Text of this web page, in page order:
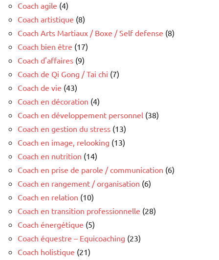
Coach agile (4)
Coach artistique (8)
Coach Arts Martiaux / Boxe / Self defense (8)
Coach bien être (17)
Coach d'affaires (9)
Coach de Qi Gong / Tai chi (7)
Coach de vie (43)
Coach en décoration (4)
Coach en développement personnel (38)
Coach en gestion du stress (13)
Coach en image, relooking (13)
Coach en nutrition (14)
Coach en prise de parole / communication (6)
Coach en rangement / organisation (6)
Coach en relation (10)
Coach en transition professionnelle (28)
Coach énergétique (5)
Coach équestre – Equicoaching (23)
Coach holistique (21)